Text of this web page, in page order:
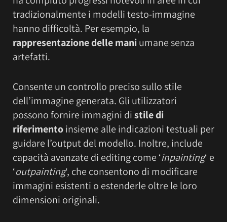
tradizionalmente i modelli testo-immagine
hanno difficoltà. Per esempio, la
rappresentazione delle maniumane senza
artefatti.
Consente un controllo preciso sullo stile
dell’immagine generata. Gli utilizzatori
possono fornire immagini distile di
riferimentoinsieme alle indicazioni testuali per
guidare l’output del modello. Inoltre, include
capacità avanzate di editing come ‘inpainting‘ e
‘outpainting‘, che consentono di modificare
immagini esistenti o estenderle oltre le loro
dimensioni originali.